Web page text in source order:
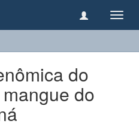
do
do